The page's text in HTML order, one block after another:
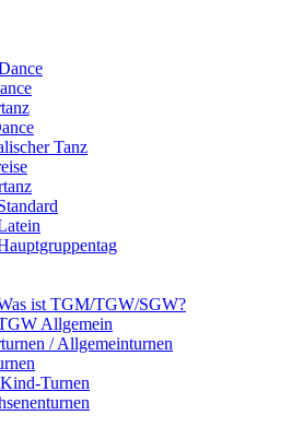
Tanz
ist TGM/TGW/SGW?
Allgemein
/ Allgemeinturnen
Turnen